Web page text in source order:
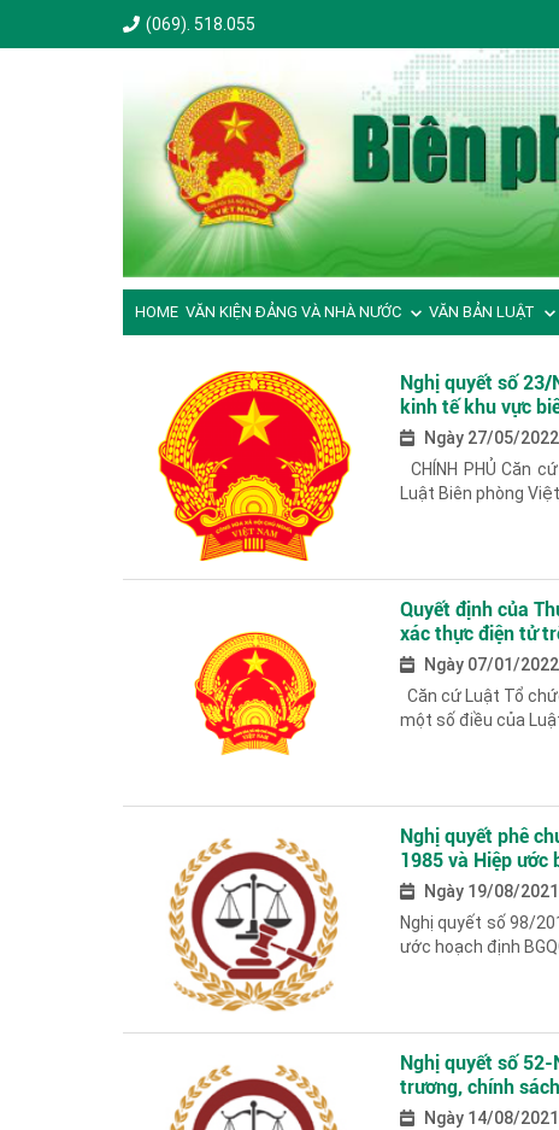
(069). 518.055
HOME VĂN KIỆN ĐẢNG VÀ NHÀ NƯỚC VĂN BẢN LUẬT
Nghị quyết số
kinh tế khu vực
Ngày 27/05/2022
CHÍNH PHỦ Căn
Luật Biên phòng
Quyết định của
xác thực điện tử
liệu căn cước
Ngày 07/01/2022
Căn cứ Luật Tổ
một số điều của
Nghị quyết phê
1985 và Hiệp ước
trên đất liền giữa
Campuchia
Ngày 19/08/2021
Nghị quyết số 98/
ước hoạch định
Nghị quyết số
trương, chính
thứ tưNgày 14/08/2021